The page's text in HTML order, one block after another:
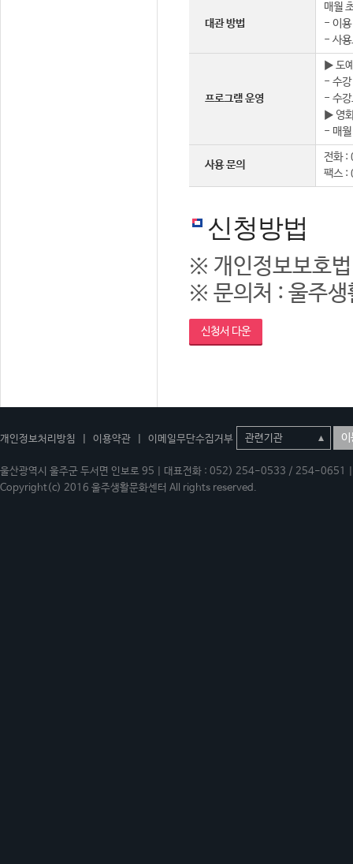
대관 방법
매월
- 이용
- 사용
프로그램 운영
▶ 도
- 수강
- 수강
▶ 영
- 매월
사용 문의
전화
팩스
신청방법
※ 개인정보보호
※ 문의처 : 울주
신청서 다운
개인정보처리방침 이용약관 이메일무단수집거부 이
울산광역시 울주군 두서면 인보로 95 | 대표전화 : 052) 254-0533 / 254-
Copyright(c) 2016 울주생활문화센터 All rights reserved.